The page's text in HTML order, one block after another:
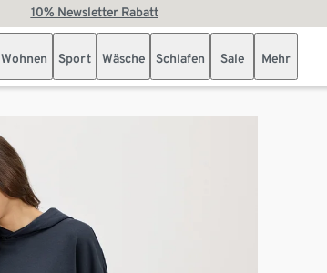
10% Newsletter Rabatt
Wohnen Sport Wäsche Schlafen Sale Mehr